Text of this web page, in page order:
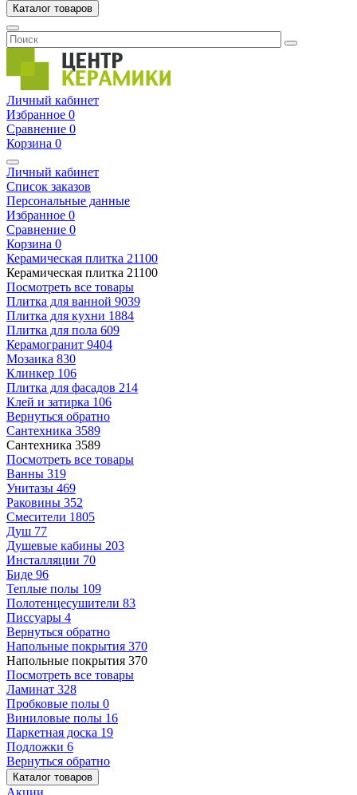
Каталог товаров
Личный кабинет
Избранное 0
Сравнение 0
Корзина 0
Личный кабинет
Список заказов
Персональные данные
Избранное 0
Сравнение 0
Корзина 0
Керамическая плитка 21100
Керамическая плитка 21100
Посмотреть все товары
Плитка для ванной 9039
Плитка для кухни 1884
Плитка для пола 609
Керамогранит 9404
Мозаика 830
Клинкер 106
Плитка для фасадов 214
Клей и затирка 106
Вернуться обратно
Сантехника 3589
Сантехника 3589
Посмотреть все товары
Ванны 319
Унитазы 469
Раковины 352
Смесители 1805
Душ 77
Душевые кабины 203
Инсталляции 70
Биде 96
Теплые полы 109
Полотенцесушители 83
Писсуары 4
Вернуться обратно
Напольные покрытия 370
Напольные покрытия 370
Посмотреть все товары
Ламинат 328
Пробковые полы 0
Виниловые полы 16
Паркетная доска 19
Подложки 6
Вернуться обратно
Каталог товаров
Акции